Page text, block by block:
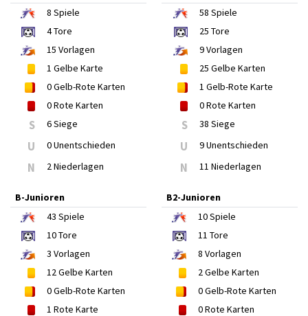
8 Spiele
4Tore
15 Vorlagen
1 Gelbe Karte
0Gelb-Rote Karten
0Rote Karten
S 6 Siege
U 0 Unentschieden
N 2 Niederlagen
58 Spiele
25 Tore
9Vorlagen
25 Gelbe Karten
1 Gelb-Rote Karte
0Rote Karten
S 38 Siege
U 9 Unentschieden
N 11 Niederlagen
B-Junioren
43 Spiele
10Tore
3 Vorlagen
12Gelbe Karten
0Gelb-Rote Karten
1 Rote Karte
B2-Junioren
10Spiele
11 Tore
8 Vorlagen
2Gelbe Karten
0Gelb-Rote Karten
0Rote Karten